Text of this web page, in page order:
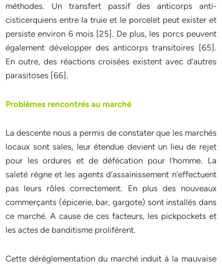
méthodes. Un transfert passif des anticorps anti-
cisticerquiens entre la truie et le porcelet peut exister et
persiste environ 6 mois [25]. De plus, les porcs peuvent
également développer des anticorps transitoires [65].
En outre, des réactions croisées existent avec d’autres
parasitoses [66].
Problèmes rencontrés au marché
La descente nous a permis de constater que les marchés
locaux sont sales, leur étendue devient un lieu de rejet
pour les ordures et de défécation pour l’homme. La
saleté règne et les agents d’assainissement n’effectuent
pas leurs rôles correctement. En plus des nouveaux
commerçants (épicerie, bar, gargote) sont installés dans
ce marché. A cause de ces facteurs, les pickpockets et
les actes de banditisme prolifèrent.
Cette dérèglementation du marché induit à la mauvaise